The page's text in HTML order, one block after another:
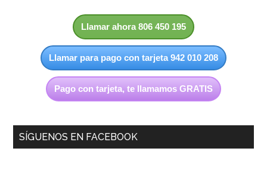
Llamar ahora 806 450 195
Llamar para pago con tarjeta 942 010 208
Pago con tarjeta, te llamamos GRATIS
SÍGUENOS EN FACEBOOK